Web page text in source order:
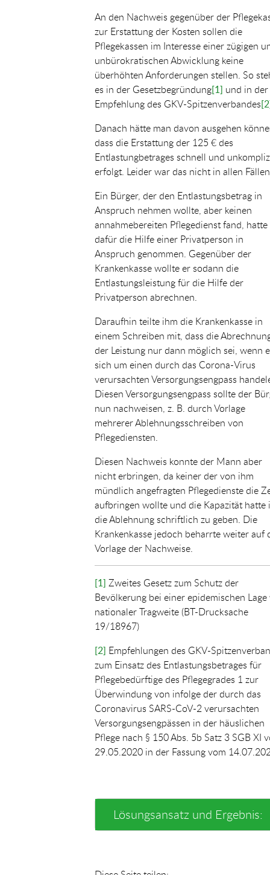
An den Nachweis gegenüber der
zur Erstattung der Kosten sollen die
Pflegekassen im Interesse einer zügigen
unbürokratischen Abwicklung keine
überhöhten Anforderungen stellen. So
es in der Gesetzbegründung[1] und in der
Empfehlung des GKV-Spitzenverbandes
Danach hätte man davon ausgehen
dass die Erstattung der 125 € des
Entlastungbetrages schnell und
erfolgt. Leider war das nicht in allen
Ein Bürger, der den Entlastungsbetrag in
Anspruch nehmen wollte, aber keinen
annahmebereiten Pflegedienst fand, hatte
dafür die Hilfe einer Privatperson in
Anspruch genommen. Gegenüber der
Krankenkasse wollte er sodann die
Entlastungsleistung für die Hilfe der
Privatperson abrechnen.
Daraufhin teilte ihm die Krankenkasse in
einem Schreiben mit, dass die
der Leistung nur dann möglich sei, wenn
sich um einen durch das Corona-Virus
verursachten Versorgungsengpass
Diesen Versorgungsengpass sollte der
nun nachweisen, z. B. durch Vorlage
mehrerer Ablehnungsschreiben von
Pflegediensten.
Diesen Nachweis konnte der Mann aber
nicht erbringen, da keiner der von ihm
mündlich angefragten Pflegedienste die
aufbringen wollte und die Kapazität hatte
die Ablehnung schriftlich zu geben. Die
Krankenkasse jedoch beharrte weiter auf
Vorlage der Nachweise.
[1] Zweites Gesetz zum Schutz der
Bevölkerung bei einer epidemischen Lage
nationaler Tragweite (BT-Drucksache
19/18967)
[2] Empfehlungen des GKV-
zum Einsatz des Entlastungsbetrages für
Pflegebedürftige des Pflegegrades 1 zur
Überwindung von infolge der durch das
Coronavirus SARS-CoV-2 verursachten
Versorgungsengpässen in der häuslichen
Pflege nach § 150 Abs. 5b Satz 3 SGB XI
29.05.2020 in der Fassung vom
Lösungsansatz und Ergebnis: